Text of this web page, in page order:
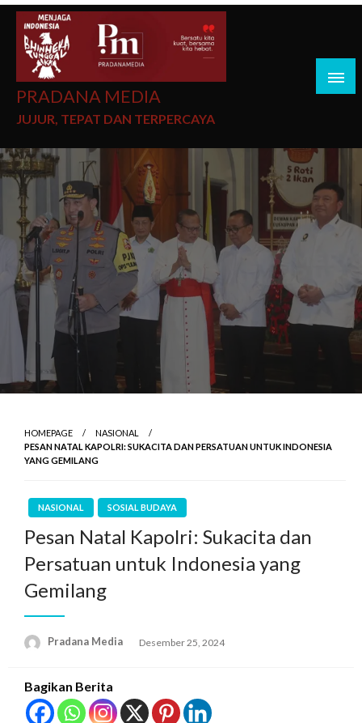
PRADANA MEDIA
JUJUR, TEPAT DAN TERPERCAYA
HOMEPAGE
NASIONAL
PESAN NATAL KAPOLRI: SUKACITA DAN PERSATUAN UNTUK INDONESIA
YANG GEMILANG
NASIONAL SOSIAL BUDAYA
Pesan Natal Kapolri: Sukacita dan
Persatuan untuk Indonesia yang
Gemilang
Pradana Media Desember 25, 2024
Bagikan Berita